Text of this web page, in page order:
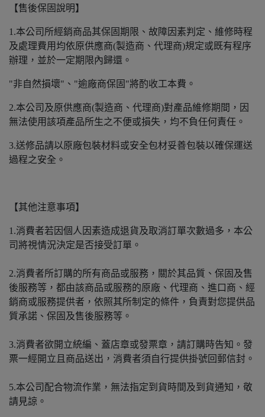
【售後保固說明】
1.本公司所經銷商品其保固期限、故障因素判定、維修時程
及處理費用均依原供應商(製造商、代理商)規定或既有程序
辦理，並於一定期限內歸還。
"非自然損壞"、"逾廠商保固"將酌收工本費。
2.本公司及原供應商(製造商、代理商)對產品維修期間，因
無法使用該項產品所生之不便或損失，均不負任何責任。
3.送修品請以原廠包裝材料或安全包材妥善包裝以確保運送
過程之安全。
【其他注意事項】
1.消費者若因個人因素造成退貨及取消訂單次數過多，本公
司將視情況決定是否接受訂單。
2.消費者所訂購的所有商品或服務，關於其品質、保固及售
後服務等，都由該商品或服務的原廠、代理商、進口商、經
銷商或服務提供者，依照其所制定的條件，負責對您提供品
質承諾、保固及售後服務等。
3.消費者欲開立統編、蓋店章或發票章，請訂購時告知。發
票一經開立且商品送出，消費者須自行提供掛號回郵信封。
5.本公司配合物流作業，無法指定到貨時間及到貨通知，敬
請見諒。